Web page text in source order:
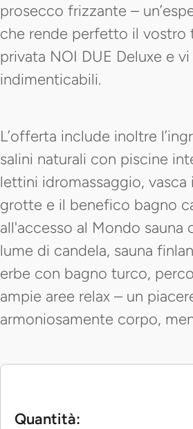
prosecco frizzante –
che rende perfetto il vostro
privata NOI DUE Deluxe e
indimenticabili.
L’offerta include inoltre
salini naturali con piscine
lettini idromassaggio, vasca
grotte e il benefico bagno
all'accesso al Mondo sauna
lume di candela, sauna
erbe con bagno turco,
ampie aree relax – un
armoniosamente corpo,
Quantità: